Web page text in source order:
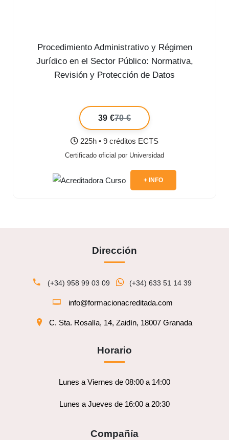
Procedimiento Administrativo y Régimen
Jurídico en el Sector Público: Normativa,
Revisión y Protección de Datos
39 €70 €
225h • 9 créditos ECTS
Certificado oficial por Universidad
+ INFO
Dirección
(+34) 958 99 03 09 (+34) 633 51 14 39
info@formacionacreditada.com
C. Sta. Rosalía, 14, Zaidín, 18007 Granada
Horario
Lunes a Viernes de 08:00 a 14:00
Lunes a Jueves de 16:00 a 20:30
Compañía